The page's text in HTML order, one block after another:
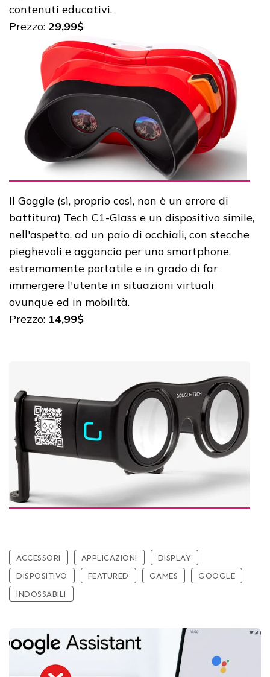
contenuti educativi.
Prezzo: 29,99$
Il Goggle (sì, proprio così, non è un errore di
battitura) Tech C1-Glass e un dispositivo simile,
nell'aspetto, ad un paio di occhiali, con stecche
pieghevoli e aggancio per uno smartphone,
estremamente portatile e in grado di far
immergere l'utente in situazioni virtuali
ovunque ed in mobilità.
Prezzo: 14,99$
ACCESSORI APPLICAZIONI
DISPLAY
DISPOSITIVO
FEATURED GAMES
GOOGLE
INDOSSABILI